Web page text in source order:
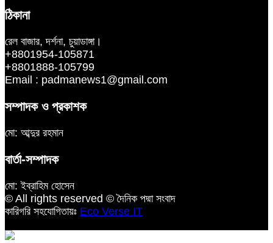
ঠিকানা
রেল বাজার, দর্শনা, চুয়াডাঙ্গা।
+8801954-105871
+8801888-105799
Email : padmanews1@gmail.com
সম্পাদক ও প্রকাশক
মো: আব্দুর রহমান
বার্তা-সম্পাদক
মো: ইব্রাহিম হোসেন
© All rights reserved © দৈনিক পদ্মা সংবাদ
কারিগরি সহযোগিতায়ঃ Eco Verse IT